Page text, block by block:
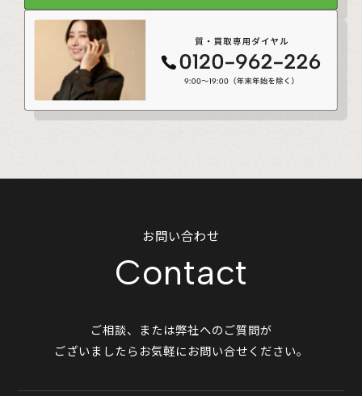
お問い合わせ
Contact
ご相談、または弊社へのご質問が
ございましたらお気軽にお問い合せください。